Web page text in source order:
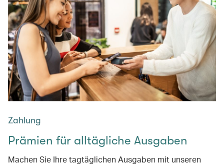
Zahlung
Prämien für alltägliche Ausgaben
Machen Sie Ihre tagtäglichen Ausgaben mit unseren